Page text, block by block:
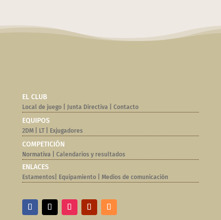
EL CLUB
Local de juego| Junta Directiva Contacto
EQUIPOS
2DM| LT| Exjugadores
COMPETICIÓN
Normativa | Calendarios y resultados
ENLACES
Estamentos| Equipamiento| Medios de comunicación